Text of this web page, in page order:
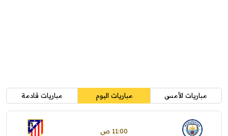
مباريات الأمس مباريات اليوم مباريات قادمة
11:00 ص